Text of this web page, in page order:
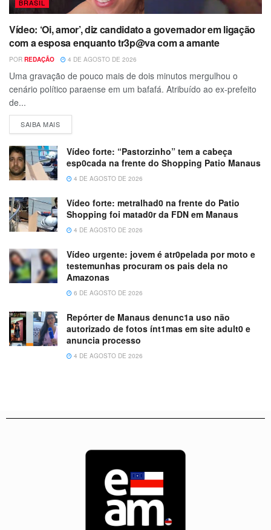
BRASIL
Vídeo: ‘Oi, amor’, diz candidato a governador em ligação
com a esposa enquanto tr3p@va com a amante
POR REDAÇÃO 4 DE AGOSTO DE 2026
Uma gravação de pouco mais de dois minutos mergulhou o
cenário político paraense em um bafafá. Atribuído ao ex-prefeito
de...
SAIBA MAIS
Vídeo forte: “Pastorzinho” tem a cabeça
esp0cada na frente do Shopping Patio Manaus
4 DE AGOSTO DE 2026
Vídeo forte: metralhad0 na frente do Patio
Shopping foi matad0r da FDN em Manaus
4 DE AGOSTO DE 2026
Vídeo urgente: jovem é atr0pelada por moto e
testemunhas procuram os pais dela no
Amazonas
6 DE AGOSTO DE 2026
Repórter de Manaus denunc1a uso não
autorizado de fotos ínt1mas em site adult0 e
anuncia processo
4 DE AGOSTO DE 2026